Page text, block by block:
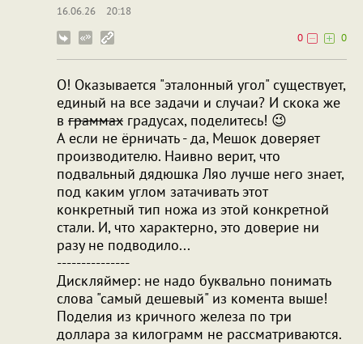
16.06.26
20:18
0
0
О! Оказывается "эталонный угол" существует,
единый на все задачи и случаи? И скока же
в граммах градусах, поделитесь! 😉
А если не ёрничать - да, Мешок доверяет
производителю. Наивно верит, что
подвальный дядюшка Ляо лучше него знает,
под каким углом затачивать этот
конкретный тип ножа из этой конкретной
стали. И, что характерно, это доверие ни
разу не подводило...
---------------
Дискляймер: не надо буквально понимать
слова "самый дешевый" из комента выше!
Поделия из кричного железа по три
доллара за килограмм не рассматриваются.